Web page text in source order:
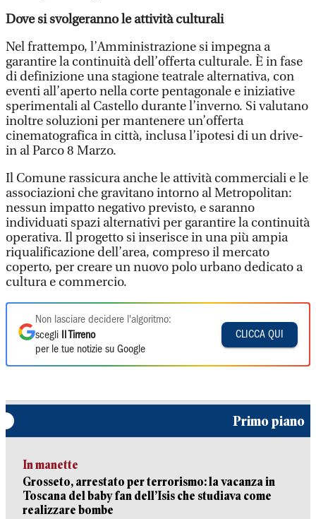
Dove si svolgeranno le attività culturali
Nel frattempo, l’Amministrazione si impegna a
garantire la continuità dell’offerta culturale. È in fase
di definizione una stagione teatrale alternativa, con
eventi all’aperto nella corte pentagonale e iniziative
sperimentali al Castello durante l’inverno. Si valutano
inoltre soluzioni per mantenere un’offerta
cinematografica in città, inclusa l’ipotesi di un drive-
in al Parco 8 Marzo.
Il Comune rassicura anche le attività commerciali e le
associazioni che gravitano intorno al Metropolitan:
nessun impatto negativo previsto, e saranno
individuati spazi alternativi per garantire la continuità
operativa. Il progetto si inserisce in una più ampia
riqualificazione dell’area, compreso il mercato
coperto, per creare un nuovo polo urbano dedicato a
cultura e commercio.
Non lasciare decidere l'algoritmo:
scegli
Il Tirreno
per le tue notizie su Google
CLICCA QUI
Primo piano
In manette
Grosseto, arrestato per terrorismo: la vacanza in
Toscana del baby fan dell’Isis che studiava come
realizzare bombe